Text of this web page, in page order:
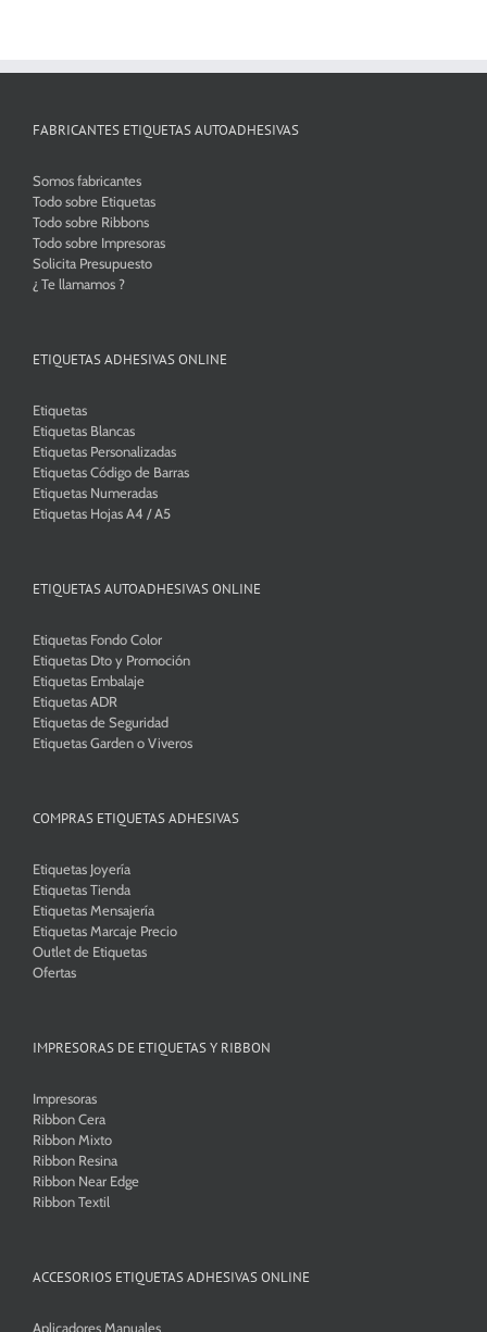
FABRICANTES ETIQUETAS AUTOADHESIVAS
Somos fabricantes
Todo sobre Etiquetas
Todo sobre Ribbons
Todo sobre Impresoras
Solicita Presupuesto
¿ Te llamamos ?
ETIQUETAS ADHESIVAS ONLINE
Etiquetas
Etiquetas Blancas
Etiquetas Personalizadas
Etiquetas Código de Barras
Etiquetas Numeradas
Etiquetas Hojas A4 / A5
ETIQUETAS AUTOADHESIVAS ONLINE
Etiquetas Fondo Color
Etiquetas Dto y Promoción
Etiquetas Embalaje
Etiquetas ADR
Etiquetas de Seguridad
Etiquetas Garden o Viveros
COMPRAS ETIQUETAS ADHESIVAS
Etiquetas Joyería
Etiquetas Tienda
Etiquetas Mensajería
Etiquetas Marcaje Precio
Outlet de Etiquetas
Ofertas
IMPRESORAS DE ETIQUETAS Y RIBBON
Impresoras
Ribbon Cera
Ribbon Mixto
Ribbon Resina
Ribbon Near Edge
Ribbon Textil
ACCESORIOS ETIQUETAS ADHESIVAS ONLINE
Aplicadores Manuales